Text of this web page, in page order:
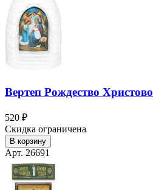
Вертеп Рождество Христово
520 ₽
Скидка ограничена
В корзину
Арт. 26691